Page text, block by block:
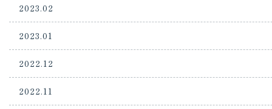
2023.02
2023.01
2022.12
2022.11